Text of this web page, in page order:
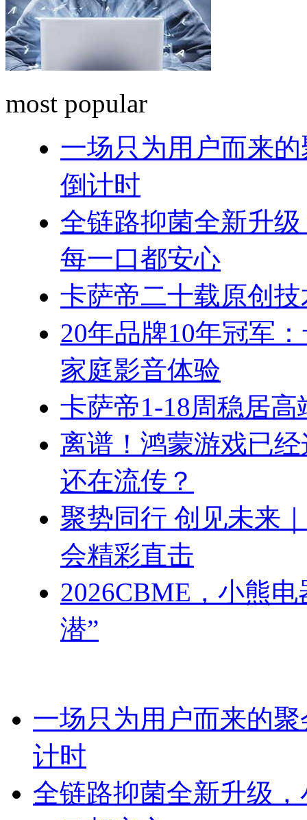
most popular
一场只为用户而来
倒计时
全链路抑菌全新升
每一口都安心
卡萨帝二十载原创
20年品牌10年冠军
家庭影音体验
卡萨帝1-18周稳居
离谱！鸿蒙游戏已
还在流传？
聚势同行 创见未来
会精彩直击
2026CBME，小熊
潜”
一场只为用户而来的
计时
全链路抑菌全新升级